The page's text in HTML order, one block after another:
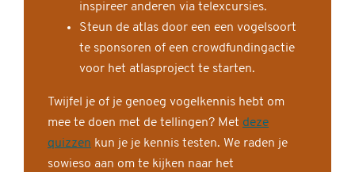
inspireer anderen via telexcursies.
Steun de atlas door een een vogelsoort
te sponsoren of een crowdfundingactie
voor het atlasproject te starten.
Twijfel je of je genoeg vogelkennis hebt om
mee te doen met de tellingen? Met deze
quizzen kun je je kennis testen. We raden je
sowieso aan om te kijken naar het